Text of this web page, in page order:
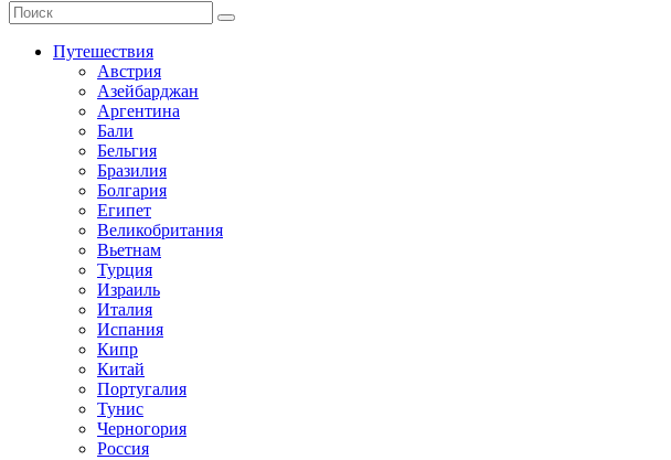
Путешествия
Австрия
Азейбарджан
Аргентина
Бали
Бельгия
Бразилия
Болгария
Египет
Великобритания
Вьетнам
Турция
Израиль
Италия
Испания
Кипр
Китай
Португалия
Тунис
Черногория
Россия